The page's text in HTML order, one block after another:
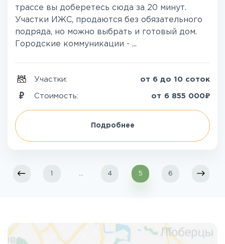
трассе вы доберетесь сюда за 20 минут.
Участки ИЖС, продаются без обязательного
подряда, но можно выбрать и готовый дом.
Городские коммуникации - ...
Участки: от 6 до 10 соток
Стоимость: от 6 855 000₽
Подробнее
1 4 5 6